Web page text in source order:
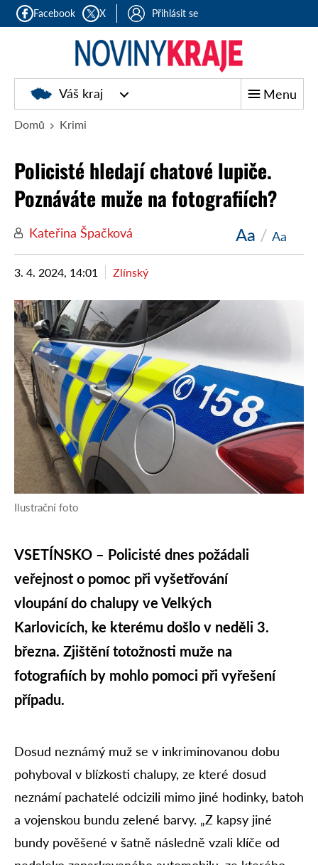
Facebook X Přihlásit se
Noviny
kraje
Váš kraj Menu
Domů Krimi
Policisté hledají chatové lupiče.
Poznáváte muže na fotografiích?
Kateřina Špačková Aa / Aa
3. 4. 2024, 14:01 Zlínský
Ilustrační foto
VSETÍNSKO – Policisté dnes požádali
veřejnost o pomoc při vyšetřování
vloupání do chalupy ve Velkých
Karlovicích, ke kterému došlo v neděli 3.
března. Zjištění totožnosti muže na
fotografiích by mohlo pomoci při vyřešení
případu.
Dosud neznámý muž se v inkriminovanou dobu
pohyboval v blízkosti chalupy, ze které dosud
neznámí pachatelé odcizili mimo jiné hodinky, batoh
a vojenskou bundu zelené barvy. „Z kapsy jiné
bundy pověšené v šatně následně vzali klíče od